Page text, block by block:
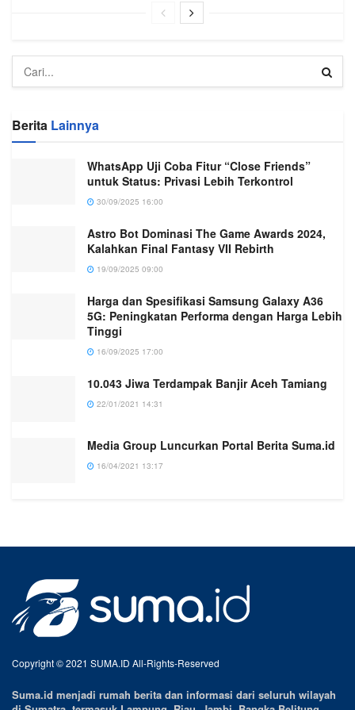
Berita Lainnya
WhatsApp Uji Coba Fitur “Close Friends”
untuk Status: Privasi Lebih Terkontrol
30/09/2025 16:00
Astro Bot Dominasi The Game Awards 2024,
Kalahkan Final Fantasy VII Rebirth
19/09/2025 09:00
Harga dan Spesifikasi Samsung Galaxy A36
5G: Peningkatan Performa dengan Harga Lebih
Tinggi
16/09/2025 17:00
10.043 Jiwa Terdampak Banjir Aceh Tamiang
22/01/2021 14:31
Media Group Luncurkan Portal Berita Suma.id
16/04/2021 13:17
Copyright © 2021 SUMA.ID All-Rights-Reserved
Suma.id menjadi rumah berita dan informasi dari seluruh wilayah